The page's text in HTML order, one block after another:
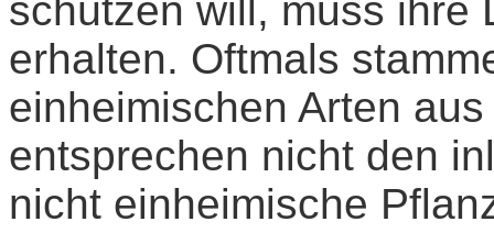
schützen will, muss ihre
erhalten. Oftmals
einheimischen Arten
entsprechen nicht den
nicht einheimische